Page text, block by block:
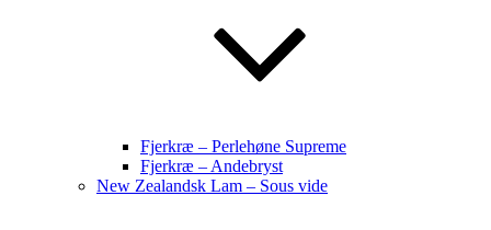
Fjerkræ – Perlehøne Supreme
Fjerkræ – Andebryst
New Zealandsk Lam – Sous vide